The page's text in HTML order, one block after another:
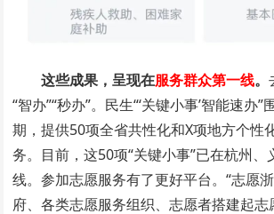
这些成果，呈现在服务群众第一线。
“智办”“秒办”。民生“‘关键小事’智能速办
期，提供50项全省共性化和X项地方个性
务。目前，这50项“关键小事”已在杭州、
线。参加志愿服务有了更好平台。“志愿
府、各类志愿服务组织、志愿者搭建起